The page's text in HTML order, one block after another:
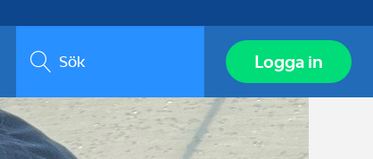
Sök Logga in